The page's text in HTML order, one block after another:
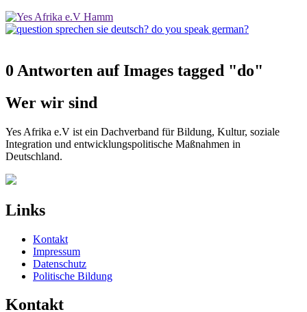
0 Antworten auf Images tagged "do"
Wer wir sind
Yes Afrika e.V ist ein Dachverband für Bildung, Kultur, soziale
Integration und entwicklungspolitische Maßnahmen in
Deutschland.
Links
Kontakt
Impressum
Datenschutz
Politische Bildung
Kontakt